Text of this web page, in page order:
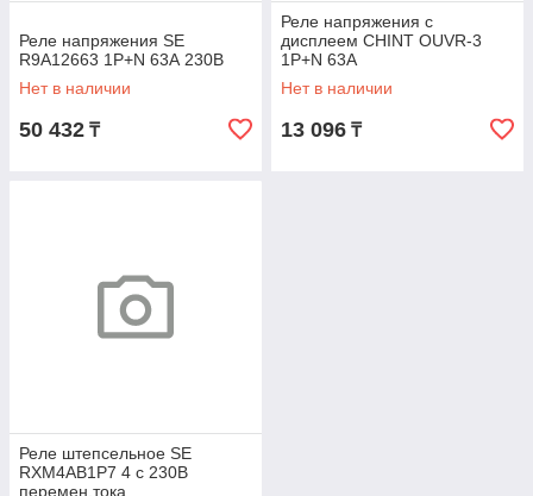
Реле напряжения SE
R9A12663 1P+N 63А 230В
Нет в наличии
50 432 ₸
Реле напряжения с
дисплеем CHINT OUVR-3
1P+N 63A
Нет в наличии
13 096 ₸
Реле штепсельное SE
RXM4AB1P7 4 с 230В
перемен.тока